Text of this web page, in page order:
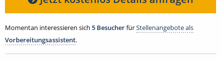
Momentan interessieren sich 5 BesucherfürStellenangebote als
Vorbereitungsassistent.